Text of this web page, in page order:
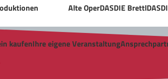
Alte OperDASDIE Brettl
kaufenIhre eigene Veranstaltung